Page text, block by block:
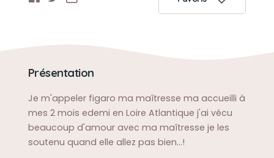
Présentation
Je m'appeler figaro ma maîtresse ma accueilli à
mes 2 mois edemi en Loire Atlantique j'ai vécu
beaucoup d'amour avec ma maîtresse je les
soutenu quand elle allez pas bien...!